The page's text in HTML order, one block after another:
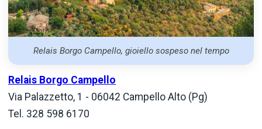
Relais Borgo Campello, gioiello sospeso nel tempo
Relais Borgo Campello
Via Palazzetto, 1 - 06042 Campello Alto (Pg)
Tel. 328 598 6170